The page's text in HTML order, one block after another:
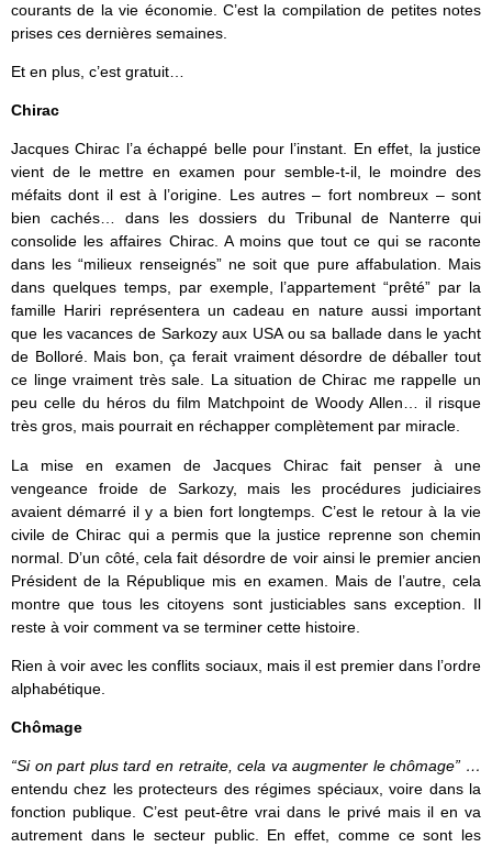
courants de la vie économie. C’est la compilation de petites notes
prises ces dernières semaines.
Et en plus, c’est gratuit…
Chirac
Jacques Chirac l’a échappé belle pour l’instant. En effet, la justice
vient de le mettre en examen pour semble-t-il, le moindre des
méfaits dont il est à l’origine. Les autres – fort nombreux – sont
bien cachés… dans les dossiers du Tribunal de Nanterre qui
consolide les affaires Chirac. A moins que tout ce qui se raconte
dans les “milieux renseignés” ne soit que pure affabulation. Mais
dans quelques temps, par exemple, l’appartement “prêté” par la
famille Hariri représentera un cadeau en nature aussi important
que les vacances de Sarkozy aux USA ou sa ballade dans le yacht
de Bolloré. Mais bon, ça ferait vraiment désordre de déballer tout
ce linge vraiment très sale. La situation de Chirac me rappelle un
peu celle du héros du film Matchpoint de Woody Allen… il risque
très gros, mais pourrait en réchapper complètement par miracle.
La mise en examen de Jacques Chirac fait penser à une
vengeance froide de Sarkozy, mais les procédures judiciaires
avaient démarré il y a bien fort longtemps. C’est le retour à la vie
civile de Chirac qui a permis que la justice reprenne son chemin
normal. D’un côté, cela fait désordre de voir ainsi le premier ancien
Président de la République mis en examen. Mais de l’autre, cela
montre que tous les citoyens sont justiciables sans exception. Il
reste à voir comment va se terminer cette histoire.
Rien à voir avec les conflits sociaux, mais il est premier dans l’ordre
alphabétique.
Chômage
“Si on part plus tard en retraite, cela va augmenter le chômage” …
entendu chez les protecteurs des régimes spéciaux, voire dans la
fonction publique. C’est peut-être vrai dans le privé mais il en va
autrement dans le secteur public. En effet, comme ce sont les